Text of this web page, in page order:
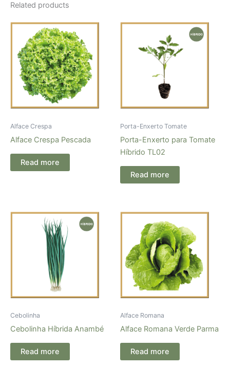
Related products
Alface Crespa
Alface Crespa Pescada
Read more
Porta-Enxerto Tomate
Porta-Enxerto para Tomate
Híbrido TL02
Read more
Cebolinha
Cebolinha Híbrida Anambé
Read more
Alface Romana
Alface Romana Verde Parma
Read more